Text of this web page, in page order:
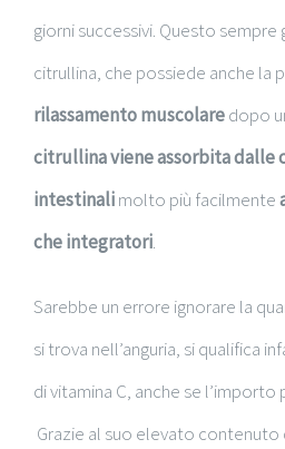
giorni successivi. Questo
citrullina, che possiede anche la
rilassamento muscolaredopo
citrullina viene assorbita dalle
intestinalimolto più facilmente
che integratori.
Sarebbe un errore ignorare la
si trova nell’anguria, si qualifica
di vitamina C, anche se
Grazie al suo elevato contenuto